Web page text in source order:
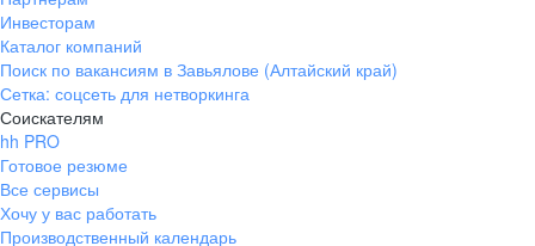
Инвесторам
Каталог компаний
Поиск по вакансиям в Завьялове (Алтайский край)
Сетка: соцсеть для нетворкинга
Соискателям
hh PRO
Готовое резюме
Все сервисы
Хочу у вас работать
Производственный календарь